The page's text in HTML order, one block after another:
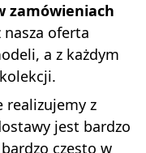
zamówieniach
nasza oferta
a z każdym
realizujemy z
jest bardzo
często w